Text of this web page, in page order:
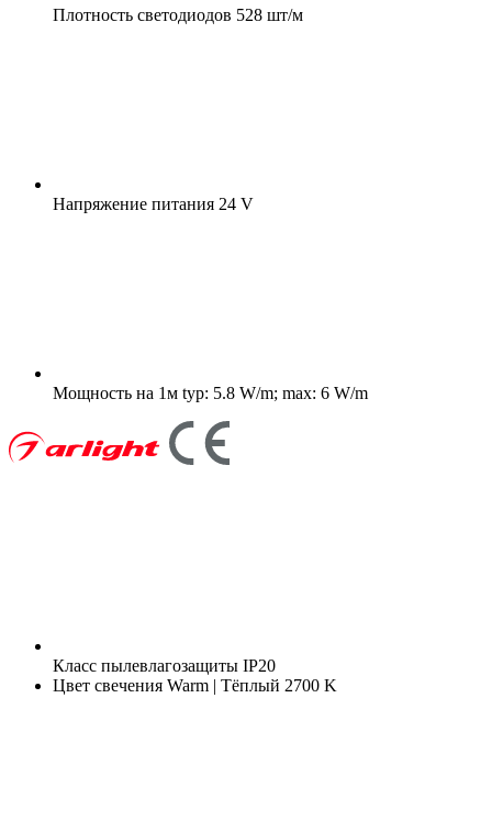
Плотность светодиодов 528 шт/м
Напряжение питания 24 V
Мощность на 1м typ: 5.8 W/m; max: 6 W/m
Класс пылевлагозащиты IP20
Цвет свечения Warm | Тёплый 2700 K